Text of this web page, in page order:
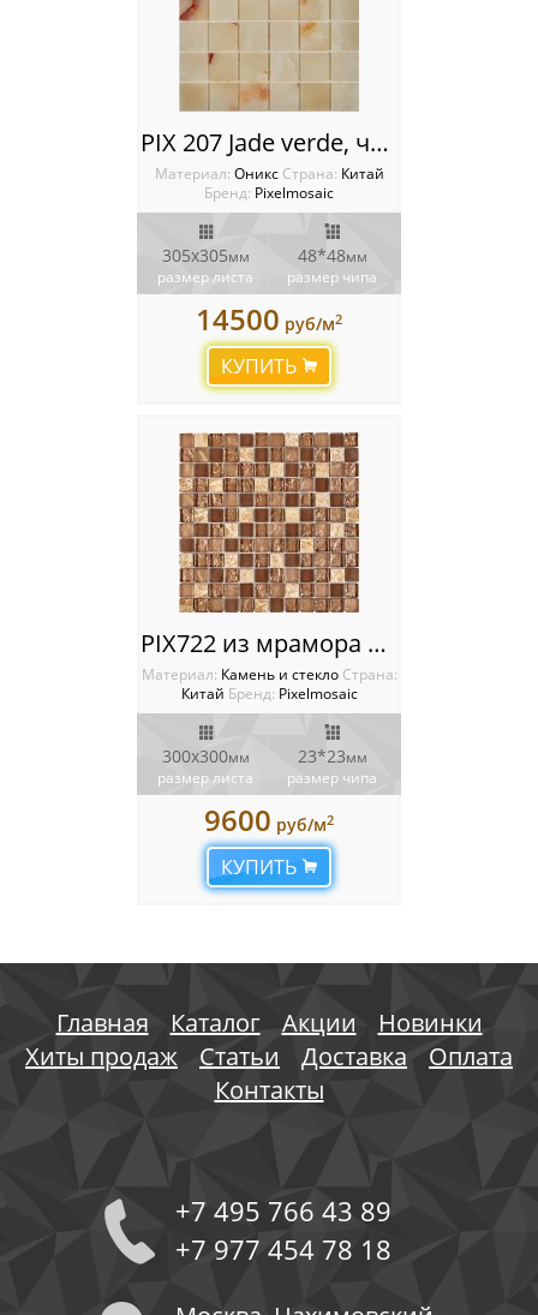
PIX 207 Jade verde, чип 48x48 мм, сетка 305х305x6 мм, Полированная
Материал: Оникс Cтрана: Китай
Бренд: Pixelmosaic
305х305мм
размер листа
48*48мм
размер чипа
14500 руб/м2
КУПИТЬ
PIX722 из мрамора и стекла, чип 23x23 мм, сетка 300х300x8 мм
Материал: Камень и стекло Cтрана:
Китай Бренд: Pixelmosaic
300х300мм
размер листа
23*23мм
размер чипа
9600 руб/м2
КУПИТЬ
Главная Каталог Акции
Новинки
Хиты продаж
Статьи Доставка
Оплата
Контакты
+7 495 766 43 89
+7 977 454 78 18